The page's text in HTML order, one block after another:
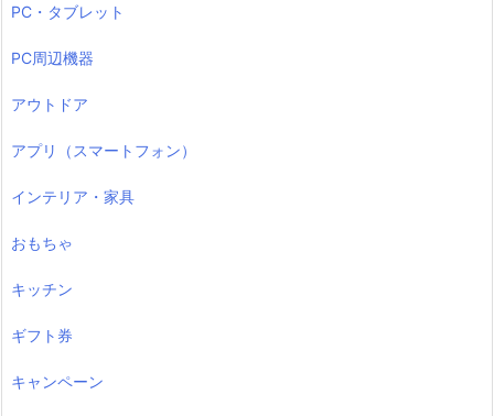
PC・タブレット
PC周辺機器
アウトドア
アプリ（スマートフォン）
インテリア・家具
おもちゃ
キッチン
ギフト券
キャンペーン